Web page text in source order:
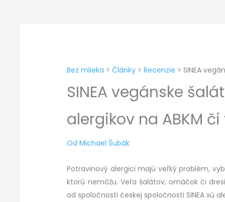
Bez mlieka >Články >Recenzie >SINEA
SINEA vegánske
alergikov na ABKM
Od Michael Šubák
Potravinový alergici majú veľký problém,
ktorú nemôžu. Veľa šalátov, omáčok či
od spoločnosti českej spoločnosti SINEA sú